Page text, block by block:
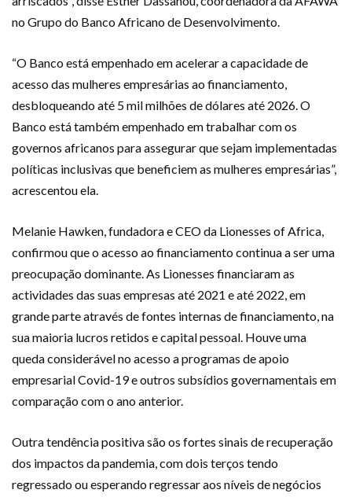
no Grupo do Banco Africano de Desenvolvimento.
“O Banco está empenhado em acelerar a capacidade de
acesso das mulheres empresárias ao financiamento,
desbloqueando até 5 mil milhões de dólares até 2026. O
Banco está também empenhado em trabalhar com os
governos africanos para assegurar que sejam implementadas
políticas inclusivas que beneficiem as mulheres empresárias”,
acrescentou ela.
Melanie Hawken, fundadora e CEO da Lionesses of Africa,
confirmou que o acesso ao financiamento continua a ser uma
preocupação dominante. As Lionesses financiaram as
actividades das suas empresas até 2021 e até 2022, em
grande parte através de fontes internas de financiamento, na
sua maioria lucros retidos e capital pessoal. Houve uma
queda considerável no acesso a programas de apoio
empresarial Covid-19 e outros subsídios governamentais em
comparação com o ano anterior.
Outra tendência positiva são os fortes sinais de recuperação
dos impactos da pandemia, com dois terços tendo
regressado ou esperando regressar aos níveis de negócios